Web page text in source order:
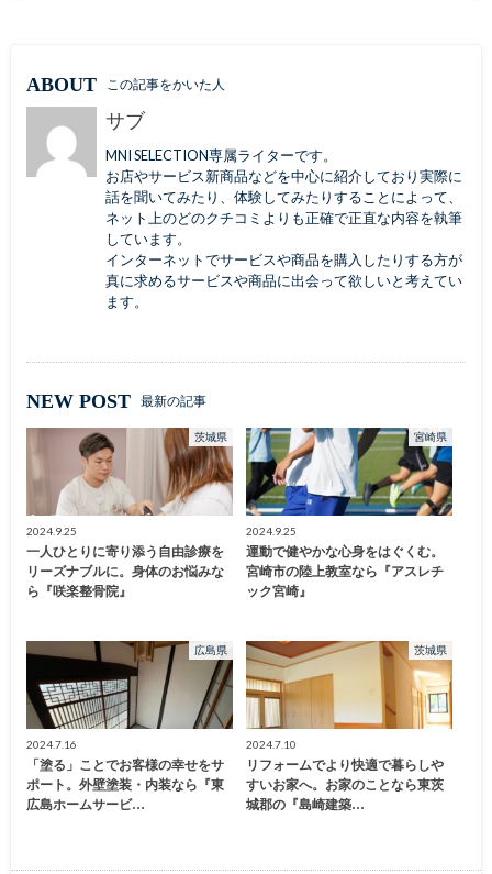
ABOUT この記事をかいた人
サブ
MNI SELECTION専属ライターです。
お店やサービス新商品などを中心に紹介しており実際に
話を聞いてみたり、体験してみたりすることによって、
ネット上のどのクチコミよりも正確で正直な内容を執筆
しています。
インターネットでサービスや商品を購入したりする方が
真に求めるサービスや商品に出会って欲しいと考えてい
ます。
NEW POST 最新の記事
茨城県
2024.9.25
一人ひとりに寄り添う自由診療を
リーズナブルに。身体のお悩みな
ら『咲楽整骨院』
宮崎県
2024.9.25
運動で健やかな心身をはぐくむ。
宮崎市の陸上教室なら『アスレチ
ック宮崎』
広島県
2024.7.16
「塗る」ことでお客様の幸せをサ
ポート。外壁塗装・内装なら『東
広島ホームサービ…
茨城県
2024.7.10
リフォームでより快適で暮らしや
すいお家へ。お家のことなら東茨
城郡の『島崎建築…